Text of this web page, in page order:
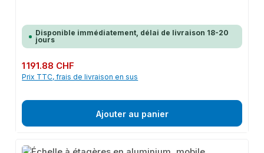
Disponible immédiatement, délai de livraison 18-20
jours
Prix régulier :
1 191.88 CHF
Prix TTC, frais de livraison en sus
Ajouter au panier